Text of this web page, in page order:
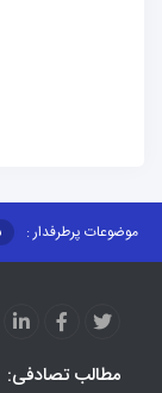
موضوعات پرطرفدار :
مطالب تصادفی: